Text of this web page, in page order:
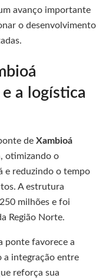
avanço importante
o desenvolvimento
a logística
de Xambioá
otimizando o
e reduzindo o tempo
A estrutura
milhões e foi
Região Norte.
ponte favorece a
a integração entre
reforça sua